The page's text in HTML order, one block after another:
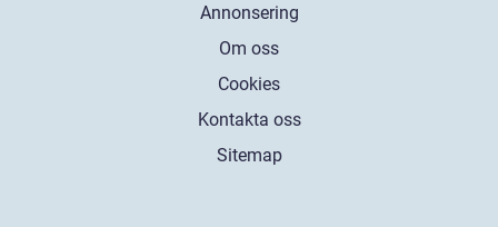
Annonsering
Om oss
Cookies
Kontakta oss
Sitemap